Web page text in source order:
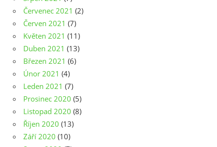
Červenec 2021 (2)
Červen 2021 (7)
Květen 2021 (11)
Duben 2021 (13)
Březen 2021 (6)
Únor 2021 (4)
Leden 2021 (7)
Prosinec 2020 (5)
Listopad 2020 (8)
Říjen 2020 (13)
Září 2020 (10)